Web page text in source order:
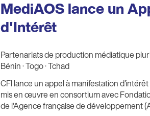
MediAOS lance un
d'Intérêt
Partenariats de production médiatique
Bénin · Togo · Tchad
CFI lance un appel à manifestation
mis en œuvre en consortium avec
de l'Agence française de développement